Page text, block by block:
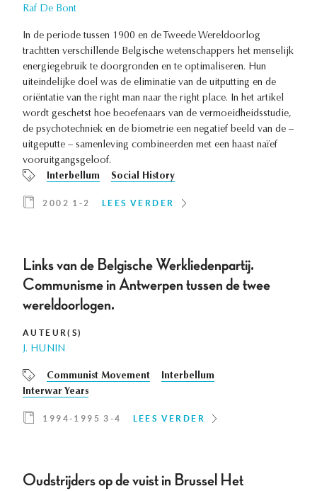
Raf De Bont
In de periode tussen 1900 en de Tweede Wereldoorlog
trachtten verschillende Belgische wetenschappers het menselijk
energiegebruik te doorgronden en te optimaliseren. Hun
uiteindelijke doel was de eliminatie van de uitputting en de
oriëntatie van the right man naar the right place. In het artikel
wordt geschetst hoe beoefenaars van de vermoeidheidsstudie,
de psychotechniek en de biometrie een negatief beeld van de –
uitgeputte – samenleving combineerden met een haast naïef
vooruitgangsgeloof.
Interbellum
Social History
2002 1-2 LEES VERDER
Links van de Belgische Werkliedenpartij.
Communisme in Antwerpen tussen de twee
wereldoorlogen.
AUTEUR(S)
J. HUNIN
Communist Movement
Interbellum
Interwar Years
1994-1995 3-4 LEES VERDER
Oudstrijders op de vuist in Brussel Het